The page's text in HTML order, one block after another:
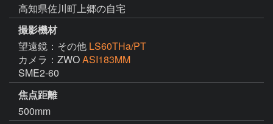
高知県佐川町上郷の自宅
撮影機材
望遠鏡：その他 LS60THa/PT
カメラ：ZWOASI183MM
SME2-60
焦点距離
500mm